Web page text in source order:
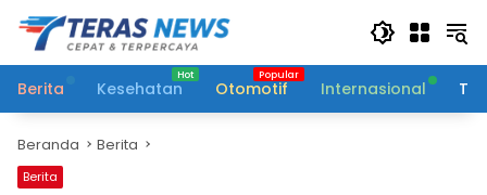
Langsung
konten
Berita
Kesehatan Otomotif Internasional
Beranda Berita
Berita